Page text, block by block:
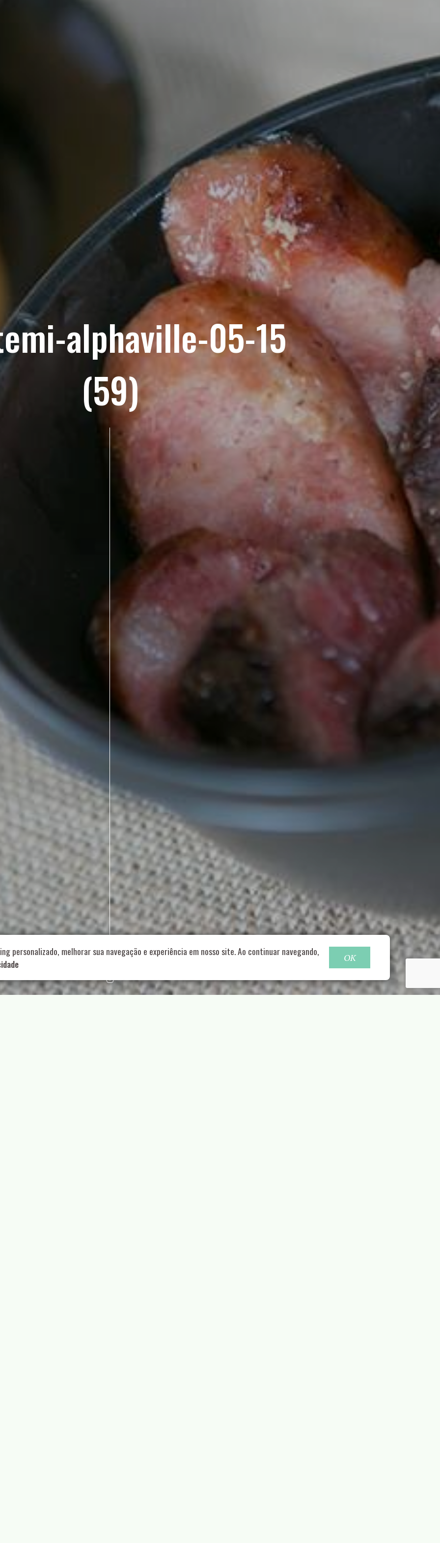
– Vila Romana, São Paulo – SP 55 11 99178-5848 | contato@nucleofood.com
alphaville-05-15
(59)
Role para continar
personalizado, melhorar sua navegação e experiência em nosso site. Ao continuar navegando,
OK